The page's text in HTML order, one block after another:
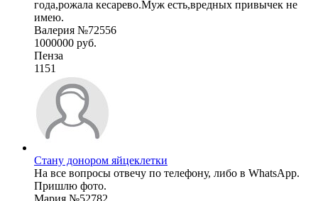
года,рожала кесарево.Муж есть,вредных привычек не
имею.
Валерия №72556
1000000 руб.
Пенза
1151
Стану донором яйцеклетки
На все вопросы отвечу по телефону, либо в WhatsApp.
Пришлю фото.
Мария №52782